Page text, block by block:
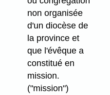
non organisée
d'un diocèse de
la province et
que l'évêque a
constitué en
mission.
("mission")